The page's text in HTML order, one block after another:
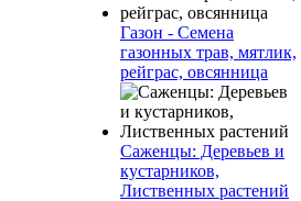
Газон - Семена
газонных трав, мятлик,
рейграс, овсянница
Саженцы: Деревьев и
кустарников,
Лиственных растений